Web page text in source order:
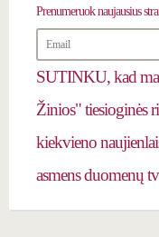
Prenumeruoknaujausius
SUTINKU, kad
Žinios" tiesioginės
kiekvieno
asmens duomenų